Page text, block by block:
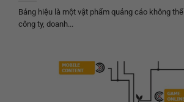
Bảng hiệu là một vật phẩm quảng cáo không
công ty, doanh...